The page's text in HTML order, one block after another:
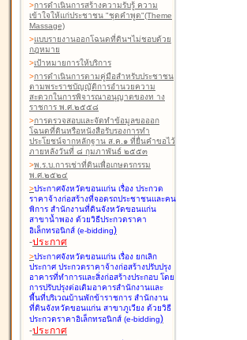
>การดำเนินการสร้างความรับรู้ ความ
เข้าใจให้แก่ประชาชน "ชุดคำพูด"(Theme
Massage)
>แบบรายงานออกโฉนดที่ดินฯไม่ชอบด้วย
กฎหมาย
>เป้าหมายการให้บริการ
>การดำเนินการตามคู่มือสำหรับประชาชน
ตามพระราชบัญญัติการอำนวยความ
สะดวกในการพิจารณาอนุญาตของท าง
ราชการ พ.ศ.๒๕๕๘
>การตรวจสอบและจัดทำข้อมูลขอออก
โฉนดที่ดินหรือหนังสือรับรองการทำ
ประโยชน์จากหลักฐาน ส.ค.๑ ที่ยื่นคำขอไว้
ภายหลังวันที่ ๘ กุมภาพันธ์ ๒๕๕๓
>พ.ร.บ.การเช่าที่ดินเพื่อเกษตรกรรม
พ.ศ.๒๕๒๔
>ประกาศจังหวัดขอนแก่น เรื่อง ประกวด
ราคาจ้างก่อสร้างที่จอดรถประชาชนและคน
พิการ สำนักงานที่ดินจังหวัดขอนแก่น
สาขาน้ำพอง ด้วยวิธีประกวดราคา
อิเล็กทรอนิกส์ (e-bidding)
-ประกาศ
>ประกาศจังหวัดขอนแก่น เรื่อง ยกเลิก
ประกาศ ประกวดราคาจ้างก่อสร้างปรับปรุง
อาคารที่ทำการและสิ่งก่อสร้างประกอบ โดย
การปรับปรุงต่อเติมอาคารสำนักงานและ
พื้นที่บริเวณบ้านพักข้าราชการ สำนักงาน
ที่ดินจังหวัดขอนแก่น สาขาภูเวียง ด้วยวิธี
ประกวดราคาอิเล็กทรอนิกส์ (e-bidding)
-ประกาศ